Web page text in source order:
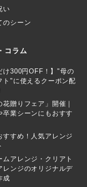
い
のシーン
コラム
け300円OFF！】"母の
ト"に使えるクーポン配
花贈りフェア」開催｜
卒業シーンにもおすす
すすめ！人気アレンジ
ムアレンジ・クリアト
レンジのオリジナルデ
成